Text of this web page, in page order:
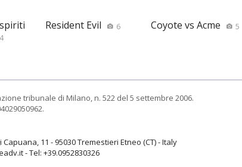
4
Resident Evil 6 Coyote vs Acme 5
tribunale di Milano, n. 522 del 5 settembre 2006.
Capuana, 11 - 95030 Tremestieri Etneo (CT) - Italy
- Tel: +39.0952830326